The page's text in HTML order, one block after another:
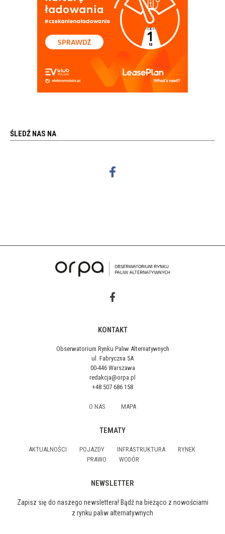
ŚLEDŹ NAS NA
KONTAKT
Obserwatorium Rynku Paliw Alternatywnych
ul. Fabryczna 5A
00-446 Warszawa
redakcja@orpa.pl
+48 507 686 158
O NAS MAPA
TEMATY
AKTUALNOŚCI POJAZDY INFRASTRUKTURA
RYNEK
PRAWO
WODÓR
NEWSLETTER
Zapisz się do naszego newslettera! Bądź na bieżąco z nowościami
z rynku paliw alternatywnych